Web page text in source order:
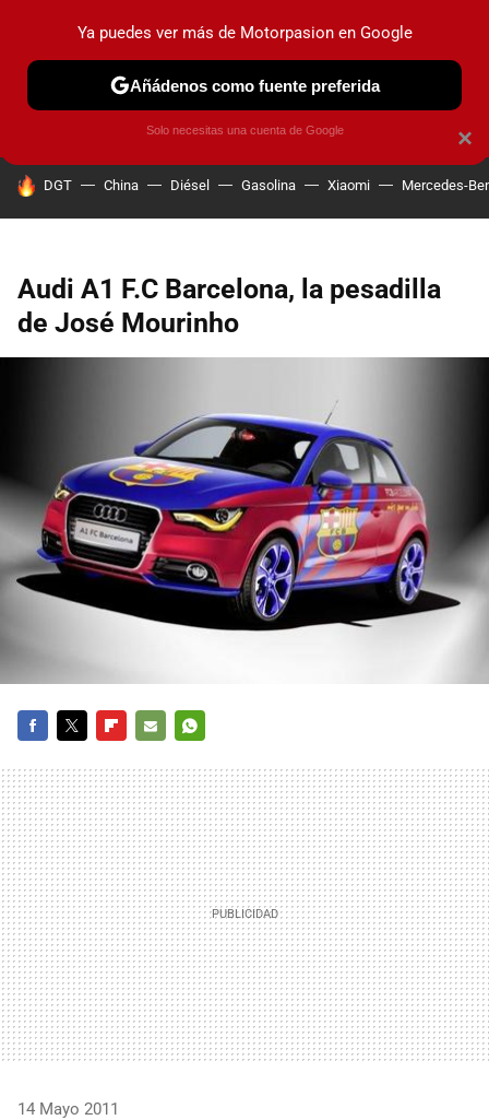
PRUEBAS COCHES ELÉCTRICOS OBSERVATORIO
HOY SE HABLA DE
DGT China Diésel Gasolina Xiaomi Mercedes-
Audi A1 F.C Barcelona, la pesadilla
de José Mourinho
MAIL
14 Mayo 2011
×
Ya puedes ver más de Motorpasion en Google
Añádenos como fuente preferida
Solo necesitas una cuenta de Google